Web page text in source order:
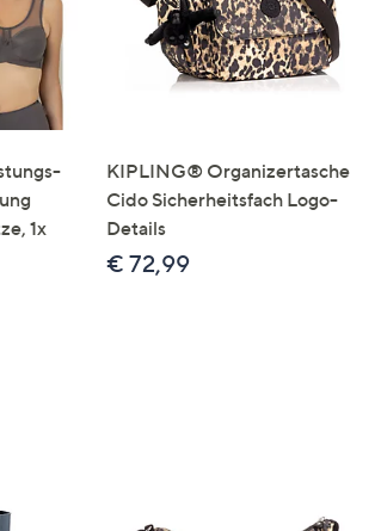
1x
KIPLING® Organizertasche
Cido Sicherheitsfach Logo-
Details
€ 72,99